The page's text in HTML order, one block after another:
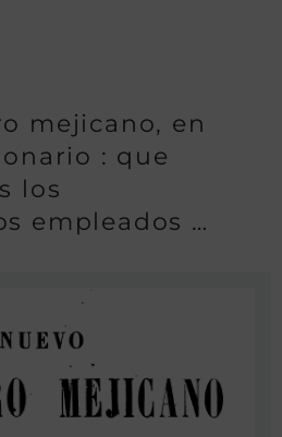
mejicano, en
: que
los
empleados …